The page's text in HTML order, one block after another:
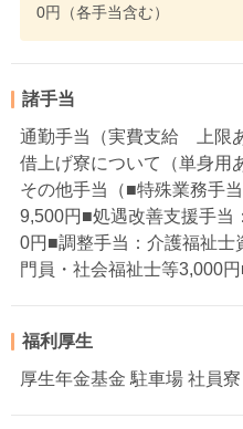
0円（各手当含む）
諸手当
通勤手当（実費支給 上限
借上げ寮について（単身用
その他手当（■特殊業務手
9,500円■処遇改善支援手当
0円■調整手当：介護福祉士
門員・社会福祉士等3,000
福利厚生
厚生年金基金 駐車場 社員寮